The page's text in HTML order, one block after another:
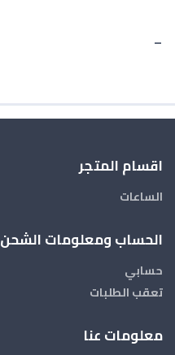
–
اقسام المتجر
الساعات
الحساب ومعلومات الشحن
حسابي
تعقب الطلبات
معلومات عنا